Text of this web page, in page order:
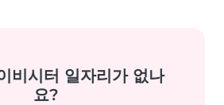
비시터 일자리가 없나
요?